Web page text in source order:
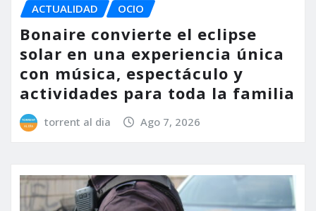
ACTUALIDAD OCIO
Bonaire convierte el eclipse
solar en una experiencia única
con música, espectáculo y
actividades para toda la familia
torrent al dia Ago 7, 2026